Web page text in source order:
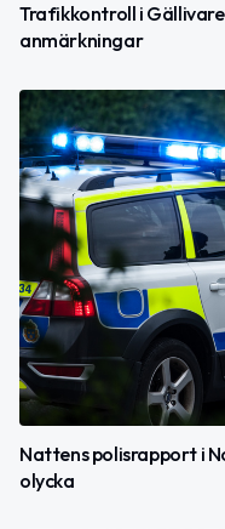
Trafikkontroll i
anmärkningar
Nattens polisrapport i
olycka